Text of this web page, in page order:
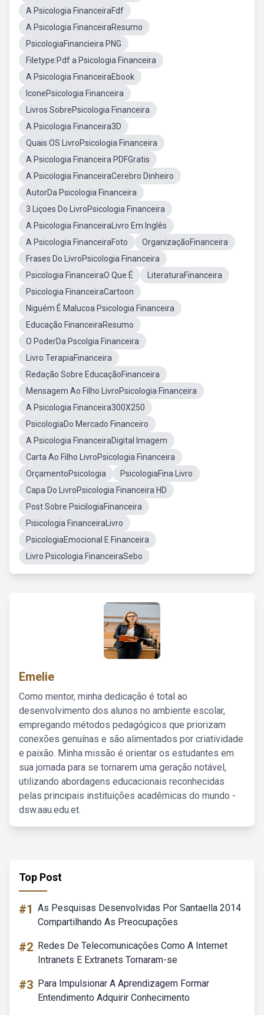
A Psicologia FinanceiraFdf
A Psicologia FinanceiraResumo
PsicologiaFinancieira PNG
Filetype:Pdf a Psicologia Financeira
A Psicologia FinanceiraEbook
IconePsicologia Financeira
Livros SobrePsicologia Financeira
A Psicologia Financeira3D
Quais OS LivroPsicologia Financeira
A Psicologia Financeira PDFGratis
A Psicologia FinanceiraCerebro Dinheiro
AutorDa Psicologia Financeira
3 Liçoes Do LivroPsicologia Financeira
A Psicologia FinanceiraLivro Em Inglês
A Psicologia FinanceiraFoto
OrganizaçãoFinanceira
Frases Do LivroPsicologia Financeira
Psicologia FinanceiraO Que É
LiteraturaFinanceira
Psicologia FinanceiraCartoon
Niguém É Malucoa Psicologia Financeira
Educação FinanceiraResumo
O PoderDa Pscolgia Financeira
Livro TerapiaFinanceira
Redação Sobre EducaçãoFinanceira
Mensagem Ao Filho LivroPsicologia Financeira
A Psicologia Financeira300X250
PsicologiaDo Mercado Financeiro
A Psicologia FinanceiraDigital Imagem
Carta Ao Filho LivroPsicologia Financeira
OrçamentoPsicologia
PsicologiaFina Livro
Capa Do LivroPsicologia Financeira HD
Post Sobre PsicilogiaFinanceira
Pisicologia FinanceiraLivro
PsicologiaEmocional E Financeira
Livro Psicologia FinanceiraSebo
Emelie
Como mentor, minha dedicação é total ao
desenvolvimento dos alunos no ambiente escolar,
empregando métodos pedagógicos que priorizam
conexões genuínas e são alimentados por criatividade
e paixão. Minha missão é orientar os estudantes em
sua jornada para se tornarem uma geração notável,
utilizando abordagens educacionais reconhecidas
pelas principais instituições acadêmicas do mundo -
dsw.aau.edu.et.
Top Post
#1 As Pesquisas Desenvolvidas Por Santaella 2014
Compartilhando As Preocupações
#2 Redes De Telecomunicações Como A Internet
Intranets E Extranets Tornaram-se
#3 Para Impulsionar A Aprendizagem Formar
Entendimento Adquirir Conhecimento